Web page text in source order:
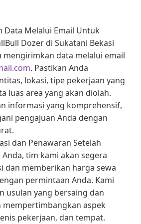
Data Melalui Email Untuk
Dozer di Sukatani Bekasi
mengirimkan data melalui email
. Pastikan Anda
lokasi, tipe pekerjaan yang
luas area yang akan diolah.
informasi yang komprehensif,
pengajuan Anda dengan
dan Penawaran Setelah
tim kami akan segera
dan memberikan harga sewa
permintaan Anda. Kami
usulan yang bersaing dan
aspek
pekerjaan, dan tempat.